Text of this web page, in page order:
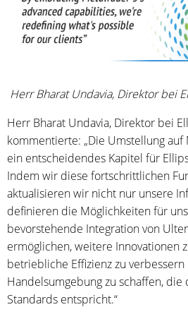
Herr Bharat Undavia, Direktor bei
Herr Bharat Undavia, Direktor bei
kommentierte: „Die Umstellung
ein entscheidendes Kapitel für
Indem wir diese fortschrittlichen
aktualisieren wir nicht nur unsere
definieren die Möglichkeiten für
bevorstehende Integration von
ermöglichen, weitere Innovationen
betriebliche Effizienz zu
Handelsumgebung zu schaffen,
Standards entspricht.“